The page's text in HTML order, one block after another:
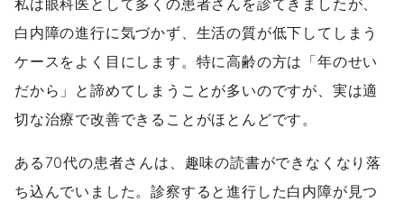
私は眼科医として多くの患者さんを診てきましたが、
白内障の進行に気づかず、生活の質が低下してしまう
ケースをよく目にします。特に高齢の方は「年のせい
だから」と諦めてしまうことが多いのですが、実は適
切な治療で改善できることがほとんどです。
ある70代の患者さんは、趣味の読書ができなくなり落
ち込んでいました。診察すると進行した白内障が見つ